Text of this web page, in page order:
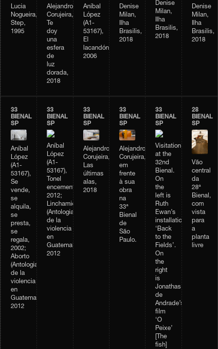
Lucia
Nogueira,
Step,
1995
Alejandro
Corujeira,
Te
doy
una
esfera
de
luz
dorada,
2018
Aníbal
López
(A1-
53167),
El
lacandón,
2006
Denise
Milan,
Ilha
Brasilis,
2018
Denise
Milan,
Ilha
Brasilis,
2018
Denise
Milan,
Ilha
Brasilis,
2018
33
BIENAL
SP
Aníbal
López
(A1-
53167),
Se
vende,
se
alquila,
se
presta,
se
regala,
2002;
Aborto
(Antologia
de la
violencia
en
Guatemala),
2012
33
BIENAL
SP
Aníbal
López
(A1-
53167),
Tonel
encementado,
2012;
Linchamiento
(Antologia
de la
violencia
en
Guatemala),
2012
33
BIENAL
SP
Alejandro
Corujeira,
Las
últimas
alas,
2018
33
BIENAL
SP
Alejandro
Corujeira,
em
frente
à sua
obra
na
33ª
Bienal
de
São
Paulo.
33
BIENAL
SP
Visitation
at the
32nd
Bienal.
On
the
left is
Ruth
Ewan’s
installation
‘Back
to the
Fields’.
On
the
right
is
Jonathas
de
Andrade’s
film
‘O
Peixe’
[The
fish]
28
BIENAL
SP
Vão
central
da
28ª
Bienal,
com
vista
para
a
planta
livre